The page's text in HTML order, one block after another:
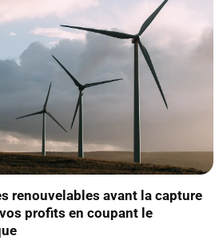
renouvelables avant la capture
profits en coupant le